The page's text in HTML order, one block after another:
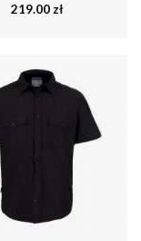
219.00 zł